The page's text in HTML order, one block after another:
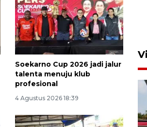
Soekarno Cup 2026 jadi jalur
talenta menuju klub
profesional
4 Agustus 2026 18:39